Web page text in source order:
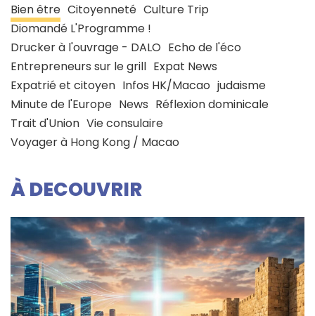
Bien être Citoyenneté Culture Trip
Diomandé L'Programme !
Drucker à l'ouvrage - DALO Echo de l'éco
Entrepreneurs sur le grill Expat News
Expatrié et citoyen Infos HK/Macao judaisme
Minute de l'Europe News Réflexion dominicale
Trait d'Union Vie consulaire
Voyager à Hong Kong / Macao
À DECOUVRIR